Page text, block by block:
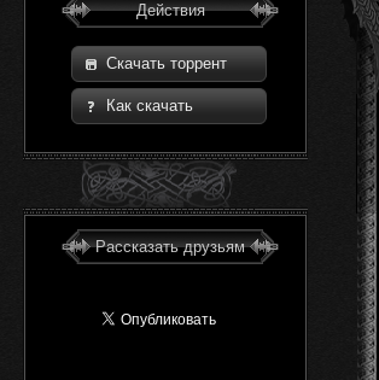
Действия
Скачать торрент
Как скачать
Рассказать друзьям